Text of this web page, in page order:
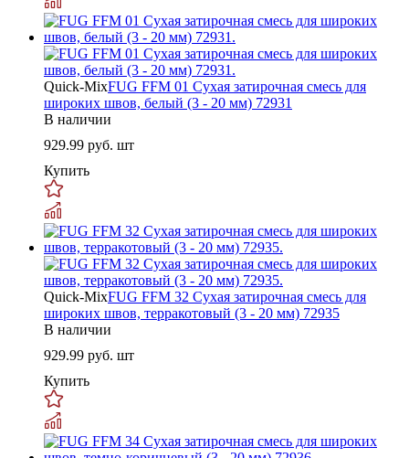
Quick-MixFUG FFM 01 Сухая затирочная смесь для
широких швов, белый (3 - 20 мм) 72931
В наличии
929.99 руб. шт
Купить
Quick-MixFUG FFM 32 Сухая затирочная смесь для
широких швов, терракотовый (3 - 20 мм) 72935
В наличии
929.99 руб. шт
Купить